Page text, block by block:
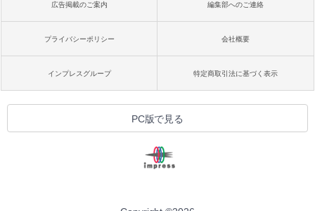
広告掲載のご案内 編集部へのご連絡
プライバシーポリシー 会社概要
インプレスグループ 特定商取引法に基づく表示
PC版で見る